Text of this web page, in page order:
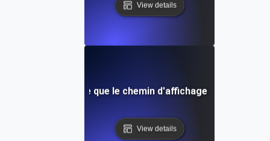
View details
Qu'est-ce que le chemin d'affichage critique ?
View details